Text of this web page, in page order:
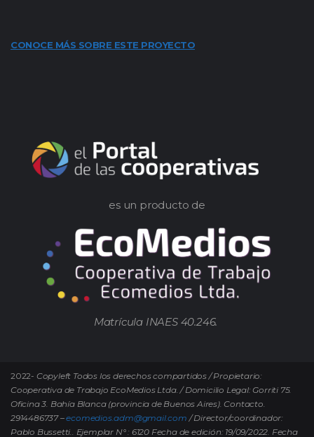
CONOCE MÁS SOBRE ESTE PROYECTO
es un producto de
Matrícula INAES 40.246.
2022- Copyleft Todos los derechos compartidos / Propietario:
Cooperativa de Trabajo EcoMedios Ltda. / Domicilio Legal: Gorriti 75.
Oficina 3. Bahía Blanca (provincia de Buenos Aires). Contacto.
2914486737 –ecomedios.adm@gmail.com / Director/coordinador:
Pablo Bussetti.. Ejemplar N° : 6120 Fecha de edición: 19/09/2022. Fecha